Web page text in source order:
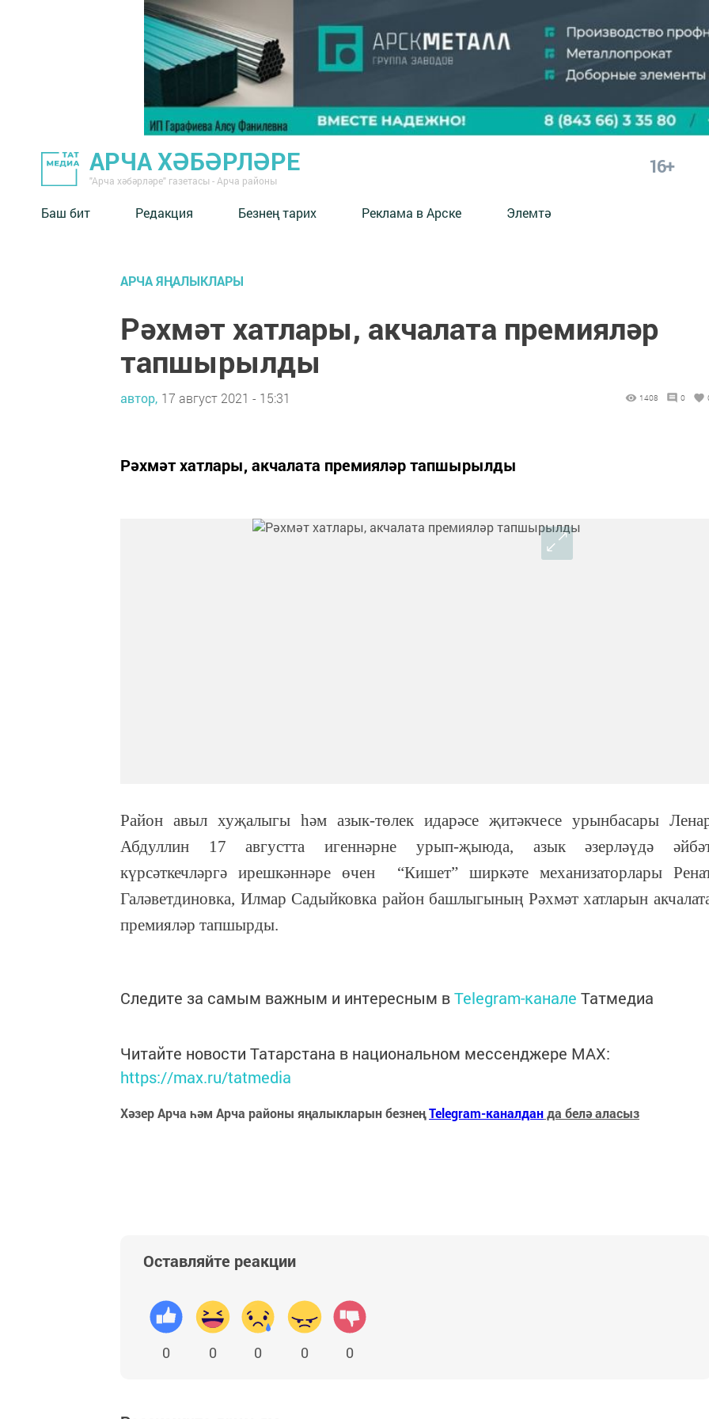
АРЧА ХӘБӘРЛӘРЕ
"Арча хәбәрләре" газетасы - Арча районы
16+
Баш бит Редакция Безнең тарих Реклама в Арске Элемтә
АРЧА ЯҢАЛЫКЛАРЫ
Рәхмәт хатлары, акчалата премияләр
тапшырылды
автор, 17 август 2021 - 15:31 1408 0
Рәхмәт хатлары, акчалата премияләр тапшырылды
Район авыл хуҗалыгы һәм азык-төлек идарәсе җитәкчесе урынбасары
Абдуллин 17 августта игеннәрне урып-җыюда, азык әзерләүдә
күрсәткечләргә ирешкәннәре өчен “Кишет” ширкәте механизаторлары
Галәветдиновка, Илмар Садыйковка район башлыгының Рәхмәт хатларын
премияләр тапшырды.
Следите за самым важным и интересным вTelegram-канале Татмедиа
Читайте новости Татарстана в национальном мессенджере MАХ:
https://max.ru/tatmedia
Хәзер Арча һәм Арча районы яңалыкларын безнеңTelegram-каналданда белә аласыз
Оставляйте реакции
0 0 0 0 0